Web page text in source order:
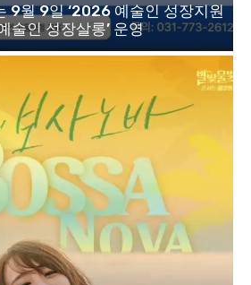
9월 9일 ‘2026 예술인 성장지원
술인 성장살롱’ 운영